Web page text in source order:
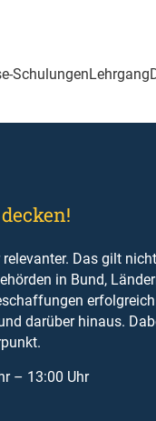
SchulungenLehrgang
Das gilt
in Bund,
erfolgreich
darüber hinaus.
– 13:00 Uhr